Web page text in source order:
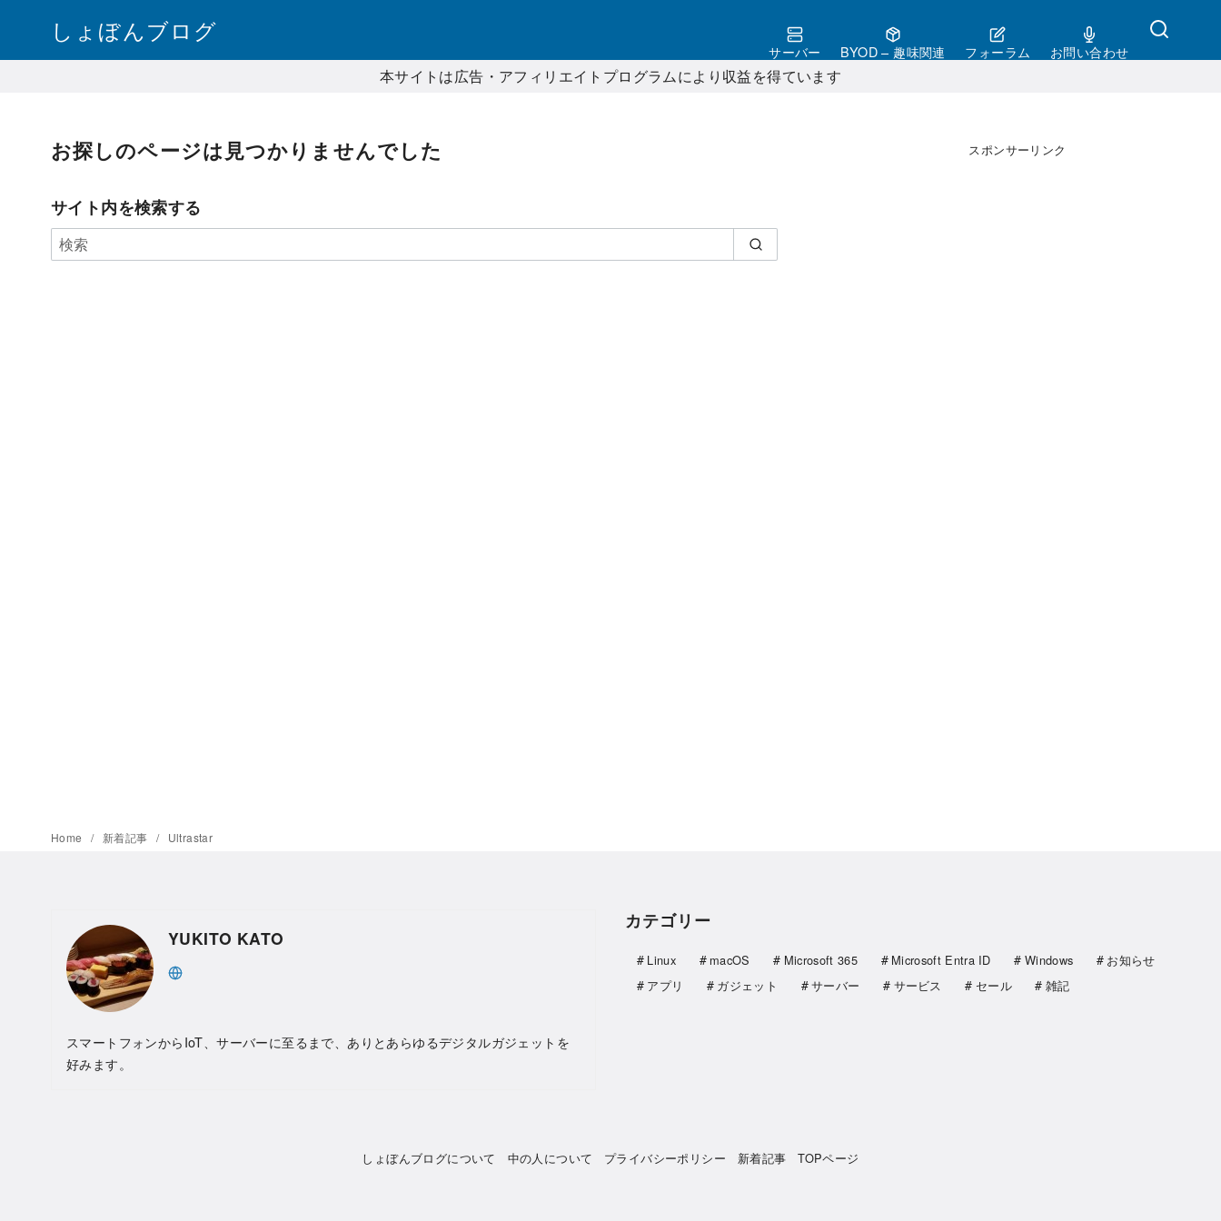
テ
しょぼんブログ
サーバー BYOD – 趣味関連 フォーラム お問い合わせ
本サイトは広告・アフィリエイトプログラムにより収益を得ています
お探しのページは見つかりませんでした
サイト内を検索する
スポンサーリンク
Home 新着記事 Ultrastar
YUKITO KATO
スマートフォンからIoT、サーバーに至るまで、ありとあらゆるデジタルガジェットを
好みます。
カテゴリー
Linux macOS Microsoft 365 Microsoft Entra ID Windows
お知らせ
アプリ
ガジェット サーバー サービス セール 雑記
しょぼんブログについて 中の人について プライバシーポリシー 新着記事 TOPページ